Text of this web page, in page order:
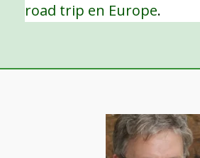
road trip en Europe.